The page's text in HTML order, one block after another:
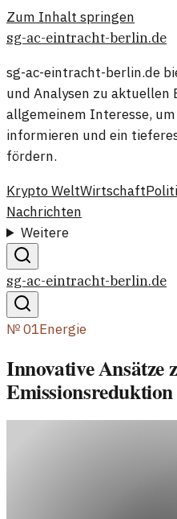
Zum Inhalt springen
sg-ac-eintracht-berlin.de
sg-ac-eintracht-berlin.de
und Analysen zu aktuellen
allgemeinem Interesse,
informieren und ein
fördern.
Krypto WeltWirtschaft
Nachrichten
Weitere
sg-ac-eintracht-berlin.de
№01Energie
Innovative Ansätze